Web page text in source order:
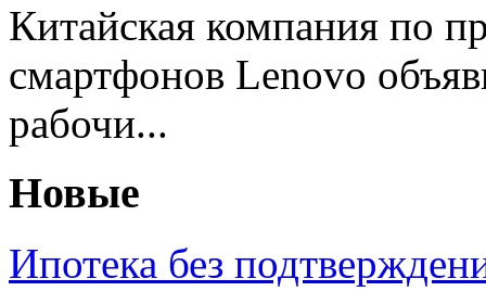
Китайская компания по
смартфонов Lenovo
рабочи...
Новые
Ипотека без